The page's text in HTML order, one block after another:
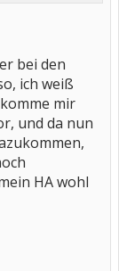
bei den
ich weiß
mir
und da nun
HA wohl